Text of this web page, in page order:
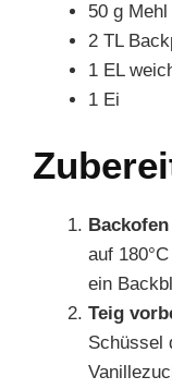
50 g Mehl
2 TL
1 EL
1 Ei
auf
ein
Teig
Schüssel